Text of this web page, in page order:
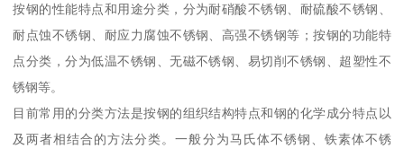
按钢的性能特点和用途分类，分为耐硝酸不锈钢、耐硫酸不锈钢、
耐点蚀不锈钢、耐应力腐蚀不锈钢、高强不锈钢等；按钢的功能特
点分类，分为低温不锈钢、无磁不锈钢、易切削不锈钢、超塑性不
锈钢等。
目前常用的分类方法是按钢的组织结构特点和钢的化学成分特点以
及两者相结合的方法分类。一般分为马氏体不锈钢、铁素体不锈